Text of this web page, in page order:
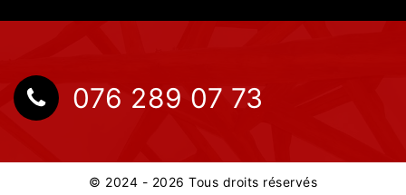
076 289 07 73
© 2024 - 2026 Tous droits réservés